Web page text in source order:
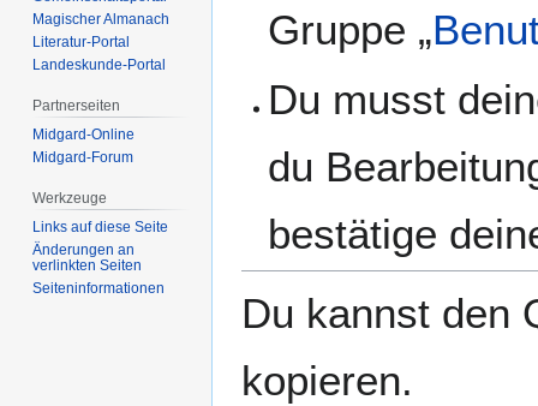
Gruppe „
Du musst
du
bestätige
Du kannst den
kopieren.
Magischer Almanach
Literatur-Portal
Landeskunde-Portal
Partnerseiten
Midgard-Online
Midgard-Forum
Werkzeuge
Links auf diese Seite
Änderungen an
verlinkten Seiten
Seiten­­informationen